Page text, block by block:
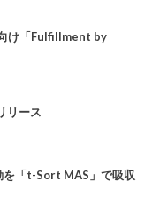
け「Fulfillment by
リース
を「t-Sort MAS」で吸収